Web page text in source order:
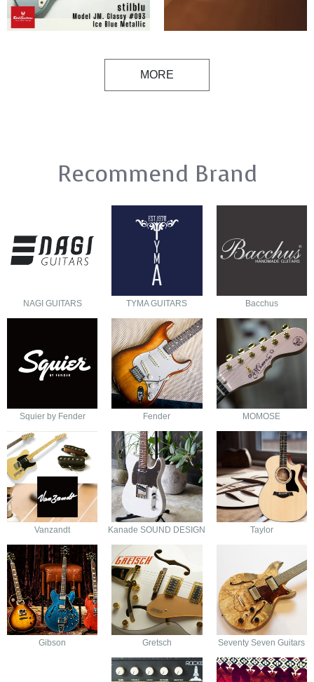
MORE
Recommend Brand
NAGI GUITARS TYMA GUITARS Bacchus
Squier by Fender Fender MOMOSE
Vanzandt Kanade SOUND DESIGN Taylor
Gibson Gretsch Seventy Seven Guitars